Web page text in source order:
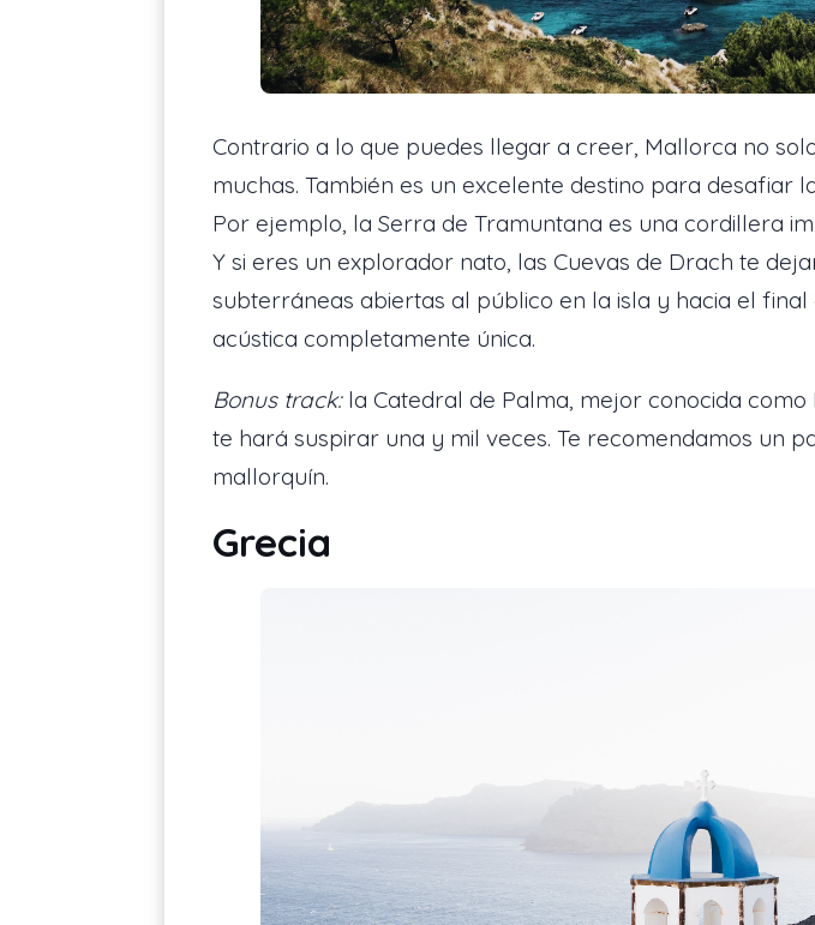
Contrario a lo que puedes llegar a creer, Mallorca no
muchas. También es un excelente destino para desafiar
Por ejemplo, la Serra de Tramuntana es una cordillera
Y si eres un explorador nato, las Cuevas de Drach te
subterráneas abiertas al público en la isla y hacia el
acústica completamente única.
Bonus track:la Catedral de Palma, mejor conocida como
te hará suspirar una y mil veces. Te recomendamos un
mallorquín.
Grecia